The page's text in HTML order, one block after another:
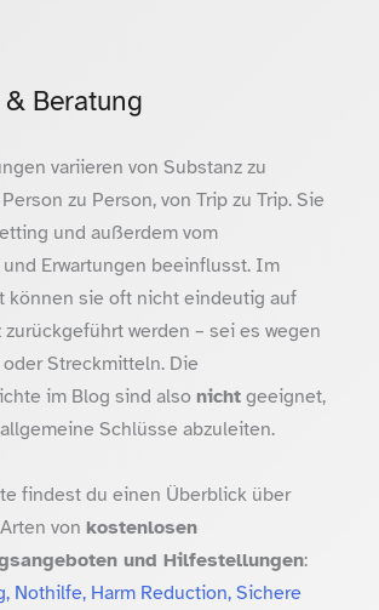
Beratung
variieren von Substanz zu
zu Person, von Trip zu Trip. Sie
und außerdem vom
Erwartungen beeinflusst. Im
können sie oft nicht eindeutig auf
werden – sei es wegen
Streckmitteln. Die
im Blog sind also nichtgeeignet,
Schlüsse abzuleiten.
findest du einen Überblick über
von kostenlosen
und Hilfestellungen:
Nothilfe, Harm Reduction, Sichere